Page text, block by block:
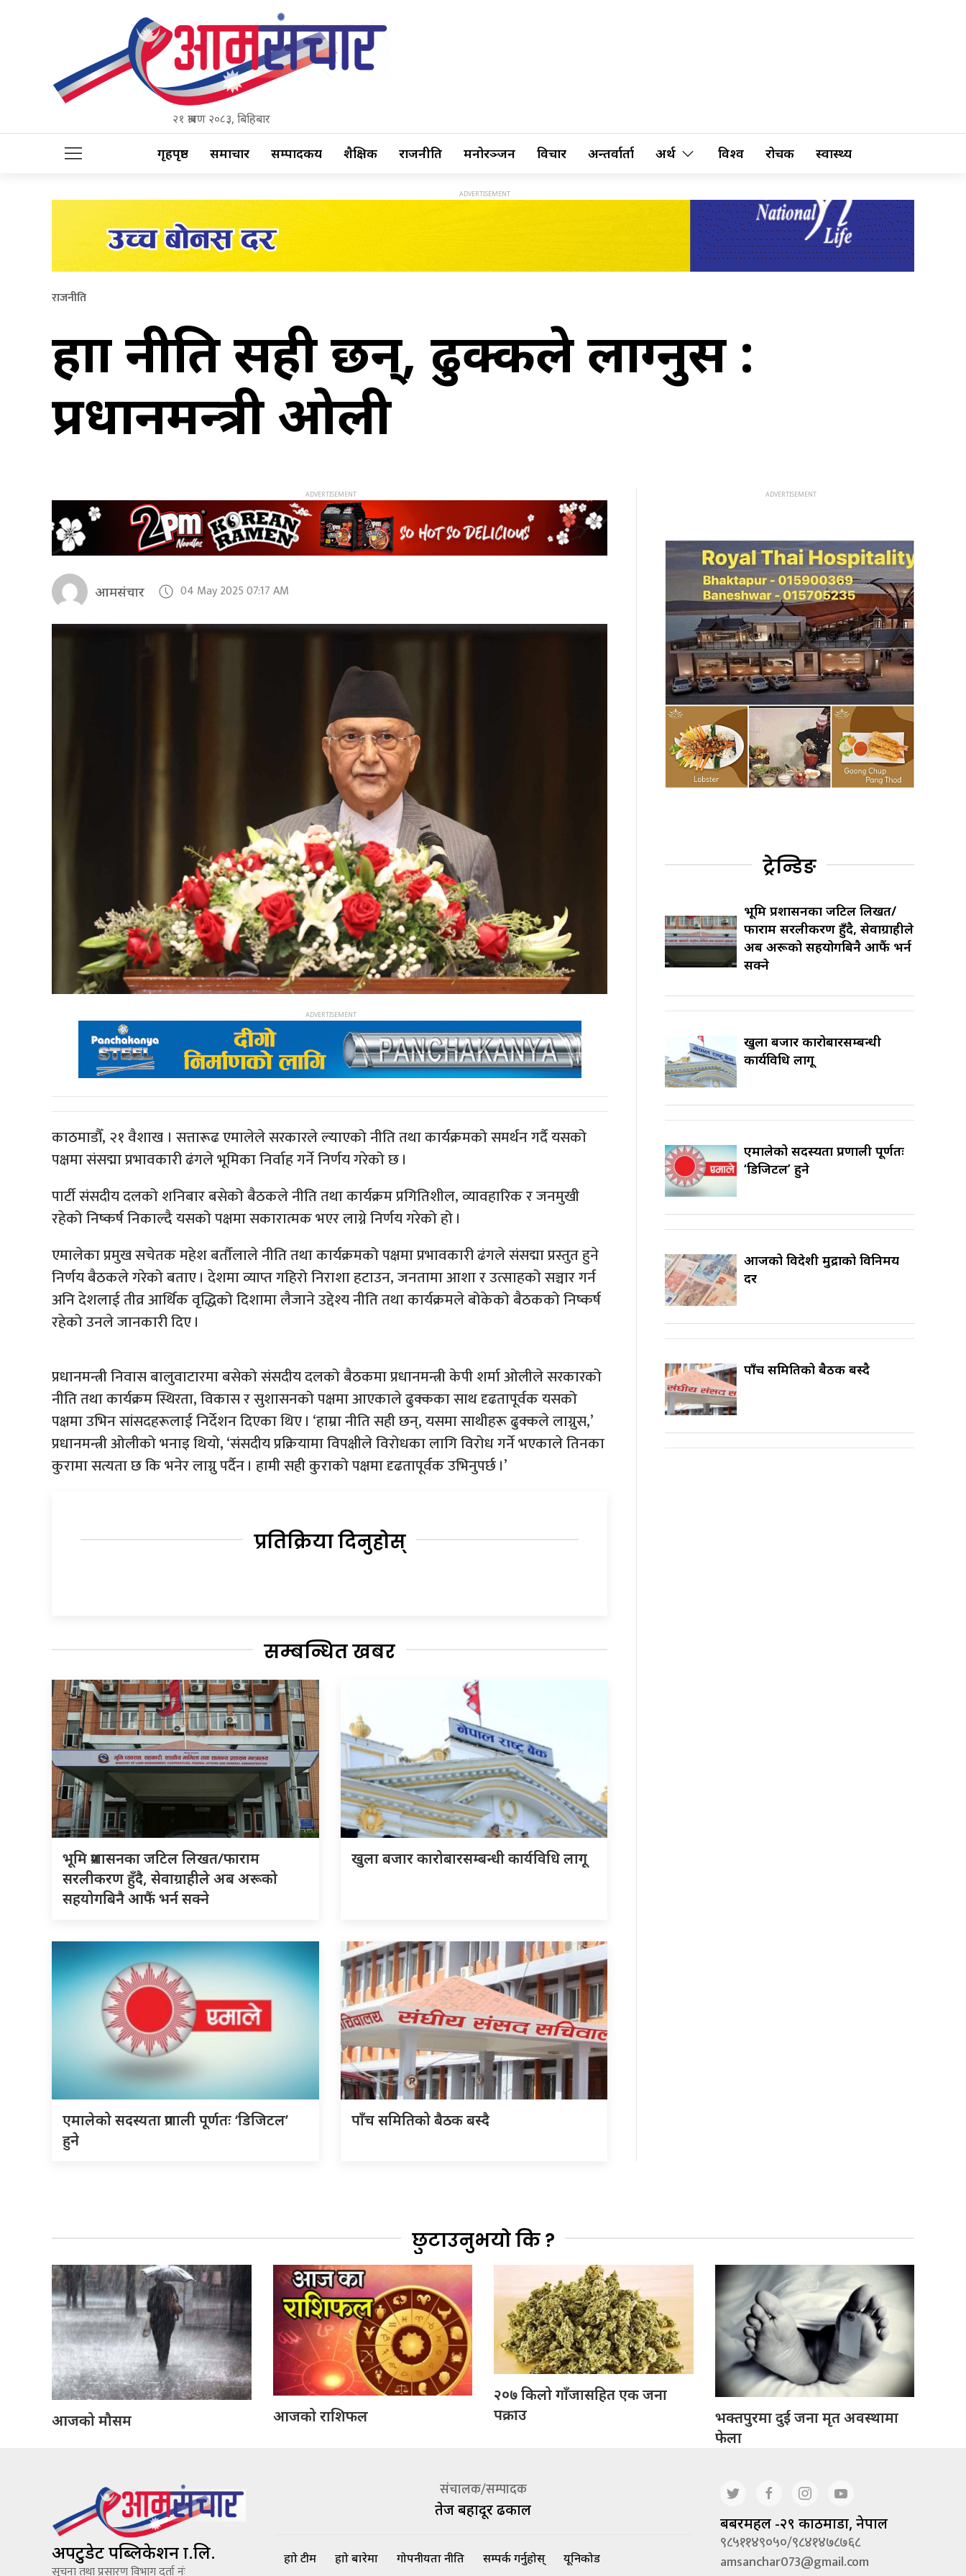
२१ श्रावण २०८३, बिहिबार
गृहपृष्ठ समाचार सम्पादकीय शैक्षिक राजनीति मनोरञ्जन विचार अन्तर्वार्ता अर्थ विश्व रोचक स्वास्थ्य
राजनीति
हाम्रा नीति सही छन्, ढुक्कले लाग्नुस :
प्रधानमन्त्री ओली
आमसंचार 04 May 2025 07:17 AM
काठमाडौँ, २१ वैशाख । सत्तारूढ एमालेले सरकारले ल्याएको नीति तथा कार्यक्रमको समर्थन गर्दै यसको
पक्षमा संसद्मा प्रभावकारी ढंगले भूमिका निर्वाह गर्ने निर्णय गरेको छ ।
पार्टी संसदीय दलको शनिबार बसेको बैठकले नीति तथा कार्यक्रम प्रगितिशील, व्यावहारिक र जनमुखी
रहेको निष्कर्ष निकाल्दै यसको पक्षमा सकारात्मक भएर लाग्ने निर्णय गरेको हो ।
एमालेका प्रमुख सचेतक महेश बर्तौलाले नीति तथा कार्यक्रमको पक्षमा प्रभावकारी ढंगले संसद्मा प्रस्तुत हुने
निर्णय बैठकले गरेको बताए । देशमा व्याप्त गहिरो निराशा हटाउन, जनतामा आशा र उत्साहको सञ्चार गर्न
अनि देशलाई तीव्र आर्थिक वृद्धिको दिशामा लैजाने उद्देश्य नीति तथा कार्यक्रमले बोकेको बैठकको निष्कर्ष
रहेको उनले जानकारी दिए ।
प्रधानमन्त्री निवास बालुवाटारमा बसेको संसदीय दलको बैठकमा प्रधानमन्त्री केपी शर्मा ओलीले सरकारको
नीति तथा कार्यक्रम स्थिरता, विकास र सुशासनको पक्षमा आएकाले ढुक्कका साथ दृढतापूर्वक यसको
पक्षमा उभिन सांसदहरूलाई निर्देशन दिएका थिए । ‘हाम्रा नीति सही छन्, यसमा साथीहरू ढुक्कले लाग्नुस,’
प्रधानमन्त्री ओलीको भनाइ थियो, ‘संसदीय प्रक्रियामा विपक्षीले विरोधका लागि विरोध गर्ने भएकाले तिनका
कुरामा सत्यता छ कि भनेर लाग्नु पर्दैन । हामी सही कुराको पक्षमा दृढतापूर्वक उभिनुपर्छ ।’
प्रतिक्रिया दिनुहोस्
सम्बन्धित खबर
भूमि प्रशासनका जटिल लिखत/फाराम
सरलीकरण हुँदै, सेवाग्राहीले अब अरूको
सहयोगबिनै आफैं भर्न सक्ने
खुला बजार कारोबारसम्बन्धी कार्यविधि लागू
एमालेको सदस्यता प्रणाली पूर्णतः ‘डिजिटल’
हुने
पाँच समितिको बैठक बस्दै
ट्रेन्डिङ
भूमि प्रशासनका जटिल लिखत/
फाराम सरलीकरण हुँदै, सेवाग्राहीले
अब अरूको सहयोगबिनै आफैं भर्न
सक्ने
खुला बजार कारोबारसम्बन्धी
कार्यविधि लागू
एमालेको सदस्यता प्रणाली पूर्णतः
‘डिजिटल’ हुने
आजको विदेशी मुद्राको विनिमय
दर
पाँच समितिको बैठक बस्दै
छुटाउनुभयो कि ?
आजको मौसम आजको राशिफल
२०७ किलो गाँजासहित एक जना
पक्राउ
भक्तपुरमा दुई जना मृत अवस्थामा
फेला
अपटुडेट पब्लिकेशन प्रा.लि.
सूचना तथा प्रसारण विभाग दर्ता नंः
संचालक/सम्पादक
तेज बहादूर ढकाल
हाम्रो टीम हाम्रो बारेमा गोपनीयता नीति सम्पर्क गर्नुहोस् यूनिकोड
बबरमहल -२९ काठमाडौं, नेपाल
९८५११४९०५०/९८४१४७८७६८
amsanchar073@gmail.com